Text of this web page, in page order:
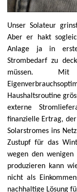
Unser Solateur
Aber er hakt
Anlage ja in
Strombedarf zu
müssen.
Haushaltsroutine
externe
finanzielle Ertrag,
Solarstromes ins
Zustupf für das
wegen den wenigen
produzieren kann
nicht als
nachhaltige Lösung